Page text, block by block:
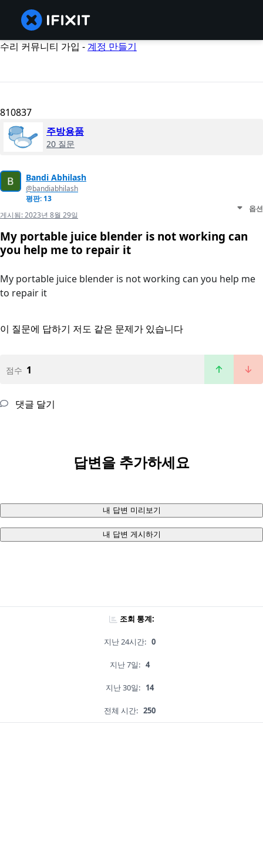
수리 커뮤니티 가입 -계정 만들기
810837
주방용품
20 질문
Bandi Abhilash
@bandiabhilash
평판: 13
게시됨:2023년 8월 29일
옵션
My portable juice blender is not working can
you help me to repair it
My portable juice blender is not working can you help me
to repair it
이 질문에 답하기 저도 같은 문제가 있습니다
점수 1
댓글 달기
답변을 추가하세요
내 답변 미리보기
내 답변 게시하기
조회 통계:
지난 24시간: 0
지난 7일: 4
지난 30일: 14
전체 시간: 250